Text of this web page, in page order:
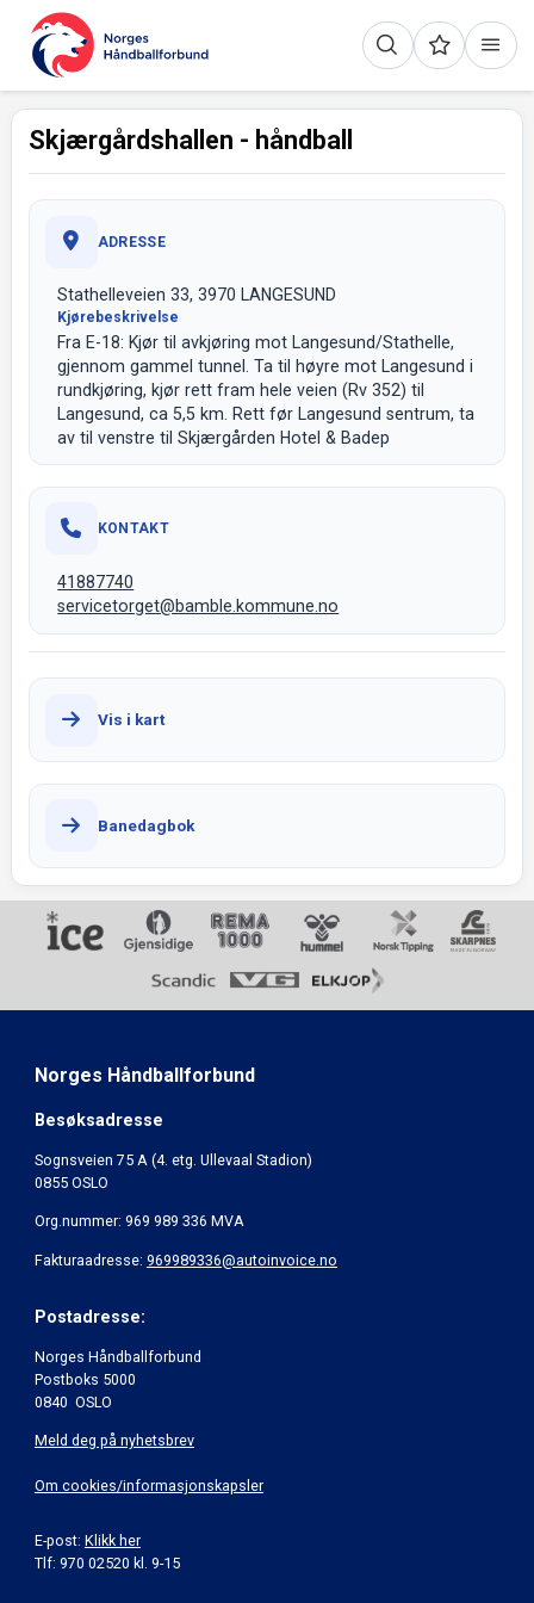
Skjærgårdshallen - håndball
ADRESSE
Stathelleveien 33, 3970 LANGESUND
Kjørebeskrivelse
Fra E-18: Kjør til avkjøring mot Langesund/Stathelle,
gjennom gammel tunnel. Ta til høyre mot Langesund i
rundkjøring, kjør rett fram hele veien (Rv 352) til
Langesund, ca 5,5 km. Rett før Langesund sentrum, ta
av til venstre til Skjærgården Hotel & Badep
KONTAKT
41887740
servicetorget@bamble.kommune.no
Vis i kart
Banedagbok
Norges Håndballforbund
Besøksadresse
Sognsveien 75 A (4. etg. Ullevaal Stadion)
0855 OSLO
Org.nummer: 969 989 336 MVA
Fakturaadresse: 969989336@autoinvoice.no
Postadresse:
Norges Håndballforbund
Postboks 5000
0840 OSLO
Meld deg på nyhetsbrev
Om cookies/informasjonskapsler
E-post: Klikk her
Tlf: 970 02520 kl. 9-15